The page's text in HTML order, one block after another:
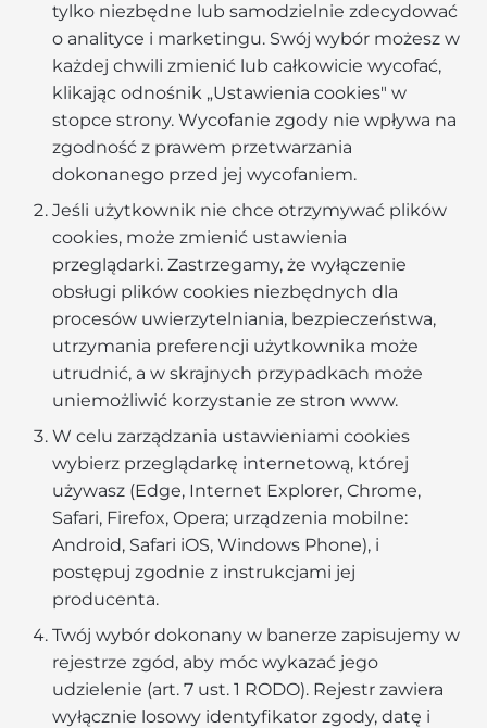
tylko niezbędne lub samodzielnie zdecydować
o analityce i marketingu. Swój wybór możesz w
każdej chwili zmienić lub całkowicie wycofać,
klikając odnośnik „Ustawienia cookies" w
stopce strony. Wycofanie zgody nie wpływa na
zgodność z prawem przetwarzania
dokonanego przed jej wycofaniem.
Jeśli użytkownik nie chce otrzymywać plików
cookies, może zmienić ustawienia
przeglądarki. Zastrzegamy, że wyłączenie
obsługi plików cookies niezbędnych dla
procesów uwierzytelniania, bezpieczeństwa,
utrzymania preferencji użytkownika może
utrudnić, a w skrajnych przypadkach może
uniemożliwić korzystanie ze stron www.
W celu zarządzania ustawieniami cookies
wybierz przeglądarkę internetową, której
używasz (Edge, Internet Explorer, Chrome,
Safari, Firefox, Opera; urządzenia mobilne:
Android, Safari iOS, Windows Phone), i
postępuj zgodnie z instrukcjami jej
producenta.
Twój wybór dokonany w banerze zapisujemy w
rejestrze zgód, aby móc wykazać jego
udzielenie (art. 7 ust. 1 RODO). Rejestr zawiera
wyłącznie losowy identyfikator zgody, datę i